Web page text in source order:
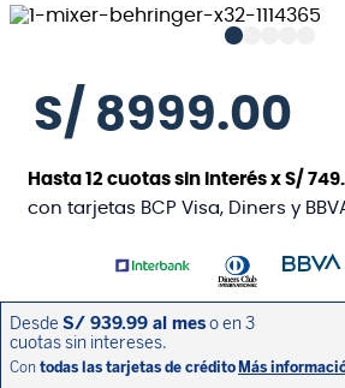
S/ 8999.00
Hasta12 cuotas sin interés xS/ 749.
con tarjetas BCP Visa, Diners y